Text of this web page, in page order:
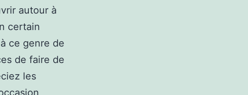
autour à
certain
ce genre de
de faire de
les